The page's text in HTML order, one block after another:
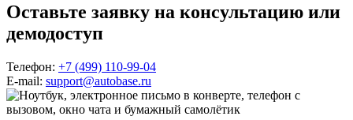
Оставьте заявку на консультацию или
демодоступ
Телефон: +7 (499) 110-99-04
E-mail: support@autobase.ru